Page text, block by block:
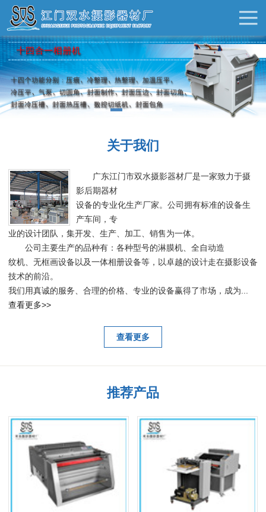
关于我们
广东江门市双水摄影器材厂是一家致力于摄
影后期器材
设备的专业化生产厂家。公司拥有标准的设备生
产车间，专
业的设计团队，集开发、生产、加工、销售为一体。
公司主要生产的品种有：各种型号的淋膜机、全自动造
纹机、无框画设备以及一体相册设备等，以卓越的设计走在摄影设备
技术的前沿。
我们用真诚的服务、合理的价格、专业的设备赢得了市场，成为...
查看更多>>
查看更多
推荐产品